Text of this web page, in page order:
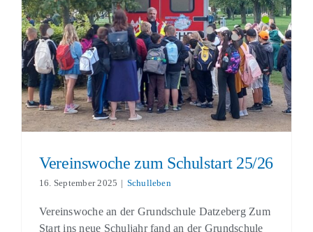
Vereinswoche zum Schulstart 25/26
Schulleben
Vereinswoche zum Schulstart 25/26
16. September 2025 | Schulleben
Vereinswoche an der Grundschule Datzeberg Zum
Start ins neue Schuljahr fand an der Grundschule